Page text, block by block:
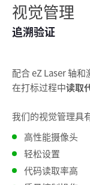
视觉管理
追溯验证
配合 eZ Laser 轴
在打标过程中读取
我们的视觉管理具
高性能摄像头
轻松设置
代码读取率高